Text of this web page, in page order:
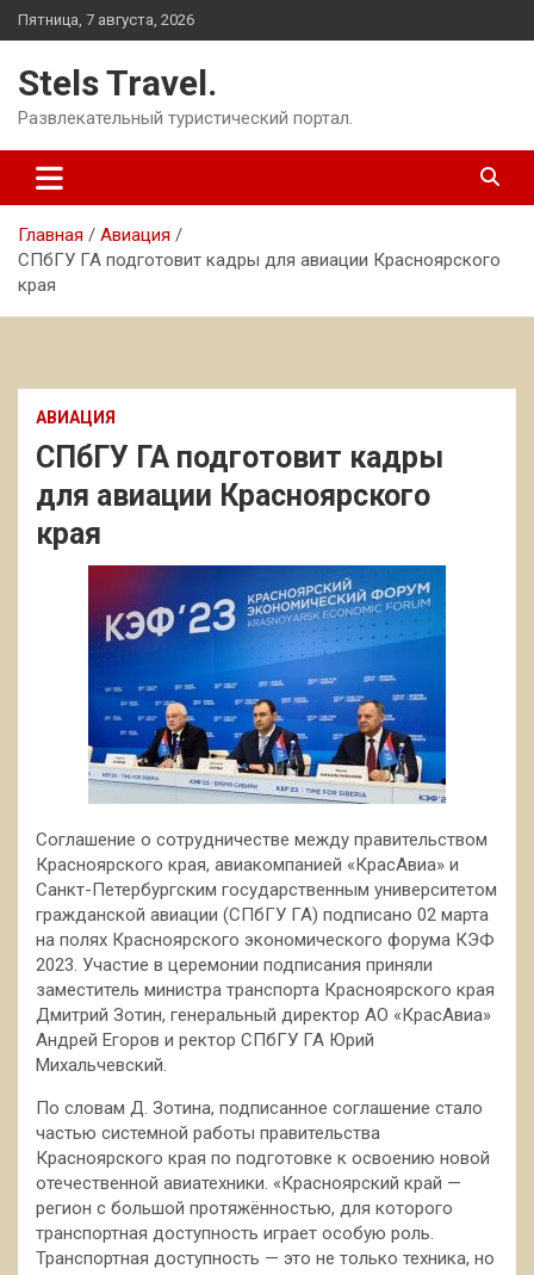
Перейти
к
Пятница, 7 августа, 2026
Stels Travel.
Развлекательный туристический портал.
Главная
Авиация
СПбГУ ГА подготовит кадры для авиации Красноярского
края
АВИАЦИЯ
СПбГУ ГА подготовит кадры
для авиации Красноярского
края
Соглашение о сотрудничестве между правительством
Красноярского края, авиакомпанией «КрасАвиа» и
Санкт-Петербургским государственным университетом
гражданской авиации (СПбГУ ГА) подписано 02 марта
на полях Красноярского экономического форума КЭФ
2023. Участие в церемонии подписания приняли
заместитель министра транспорта Красноярского края
Дмитрий Зотин, генеральный директор АО «КрасАвиа»
Андрей Егоров и ректор СПбГУ ГА Юрий
Михальчевский.
По словам Д. Зотина, подписанное соглашение стало
частью системной работы правительства
Красноярского края по подготовке к освоению новой
отечественной авиатехники. «Красноярский край —
регион с большой протяжённостью, для которого
транспортная доступность играет особую роль.
Транспортная доступность — это не только техника, но